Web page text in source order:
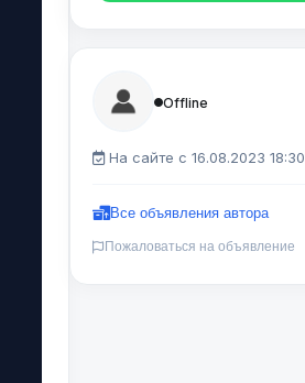
Offline
На сайте с 16.08.2023 18:30
Все объявления автора
Пожаловаться на объявление